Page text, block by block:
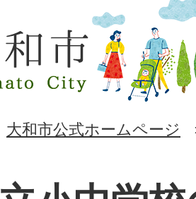
大和市公式ホームページ